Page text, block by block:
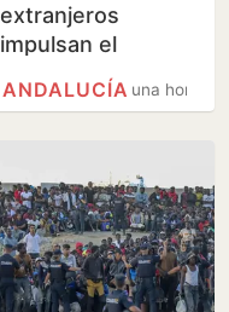
extranjeros
impulsan el
empleo turístico
en plena
una hora
ANDALUCÍA